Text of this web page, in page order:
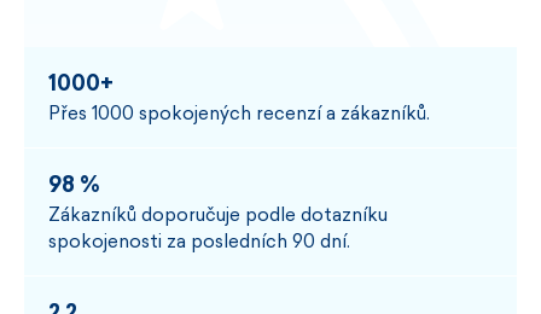
1000+
Přes 1000 spokojených recenzí a zákazníků.
98 %
Zákazníků doporučuje podle dotazníku
spokojenosti za posledních 90 dní.